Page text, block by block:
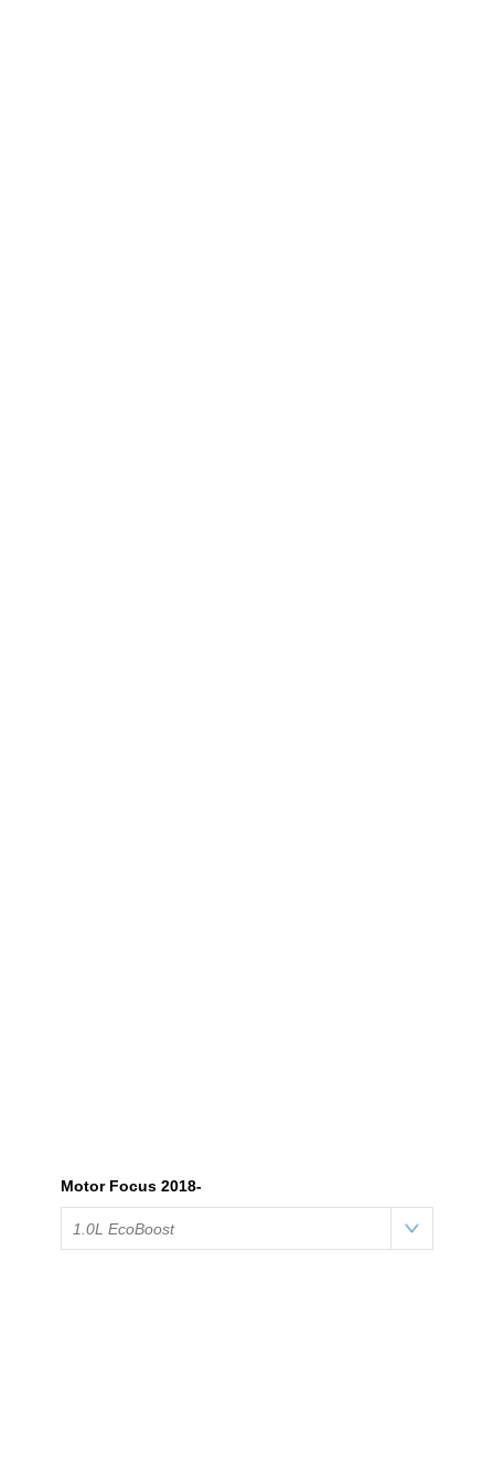
Motor Focus 2018-
1.0L EcoBoost